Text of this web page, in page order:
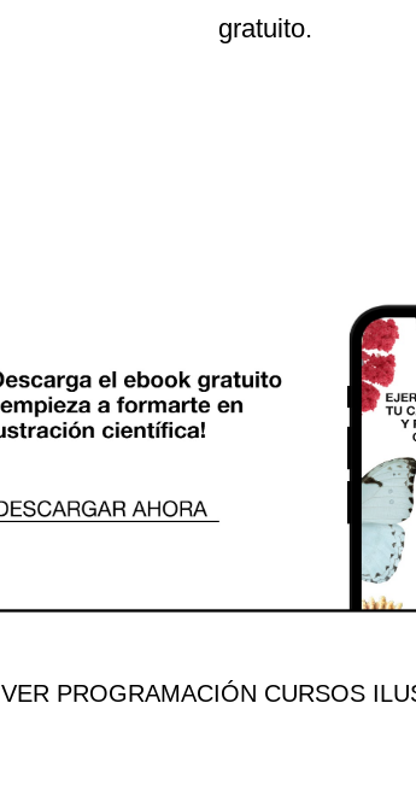
gratuito.
VER PROGRAMACIÓN CURSOS